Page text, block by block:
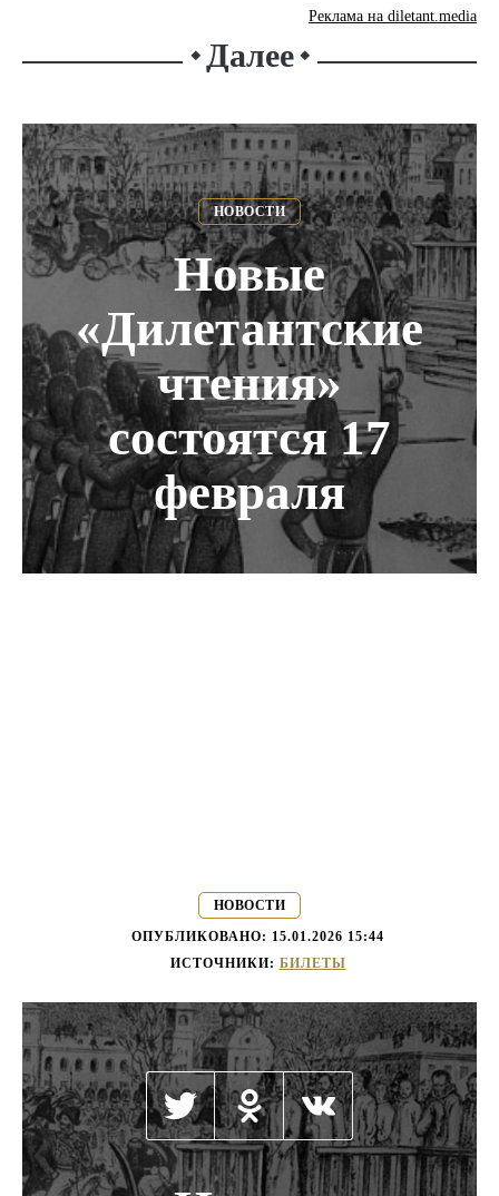
Реклама на diletant.media
⬥ Далее ⬥
НОВОСТИ
Новые
«Дилетантские
чтения»
состоятся 17
февраля
НОВОСТИ
ОПУБЛИКОВАНО: 15.01.2026 15:44
ИСТОЧНИКИ: БИЛЕТЫ